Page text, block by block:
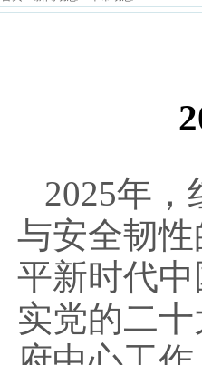
2025年，
与安全韧
平新时代
实党的二